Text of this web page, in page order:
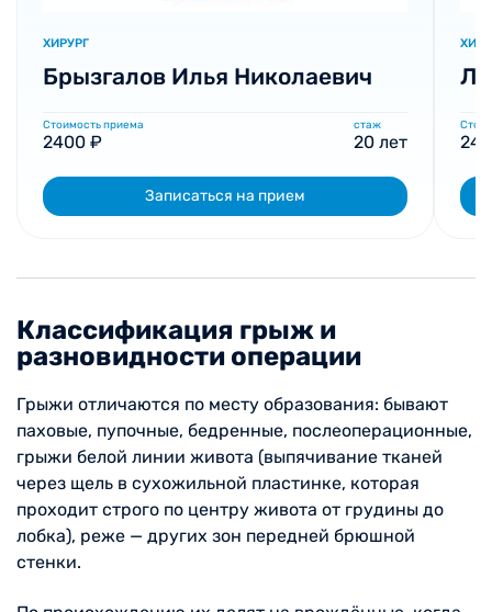
ХИРУРГ
Брызгалов Илья Николаевич
Стоимость приема
2400 ₽
стаж
20 лет
Записаться на прием
Классификация грыж и
разновидности операции
Грыжи отличаются по месту образования: бывают
паховые, пупочные, бедренные, послеоперационные,
грыжи белой линии живота (выпячивание тканей
через щель в сухожильной пластинке, которая
проходит строго по центру живота от грудины до
лобка), реже — других зон передней брюшной
стенки.